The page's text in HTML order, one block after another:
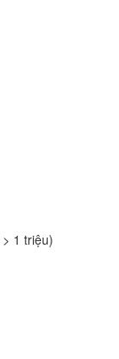
1 triệu)